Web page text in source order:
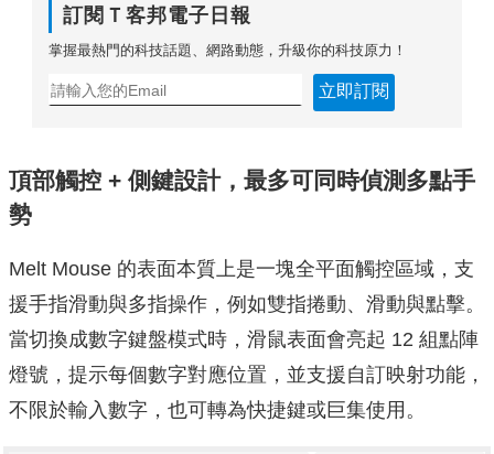
訂閱Ｔ客邦電子日報
掌握最熱門的科技話題、網路動態，升級你的科技原力！
立即訂閱
頂部觸控 + 側鍵設計，最多可同時偵測多點手
勢
Melt Mouse 的表面本質上是一塊全平面觸控區域，支
援手指滑動與多指操作，例如雙指捲動、滑動與點擊。
當切換成數字鍵盤模式時，滑鼠表面會亮起 12 組點陣
燈號，提示每個數字對應位置，並支援自訂映射功能，
不限於輸入數字，也可轉為快捷鍵或巨集使用。